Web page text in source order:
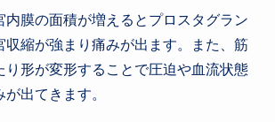
内膜の面積が増えるとプロスタグラン
収縮が強まり痛みが出ます。また、筋
り形が変形することで圧迫や血流状態
出てきます。